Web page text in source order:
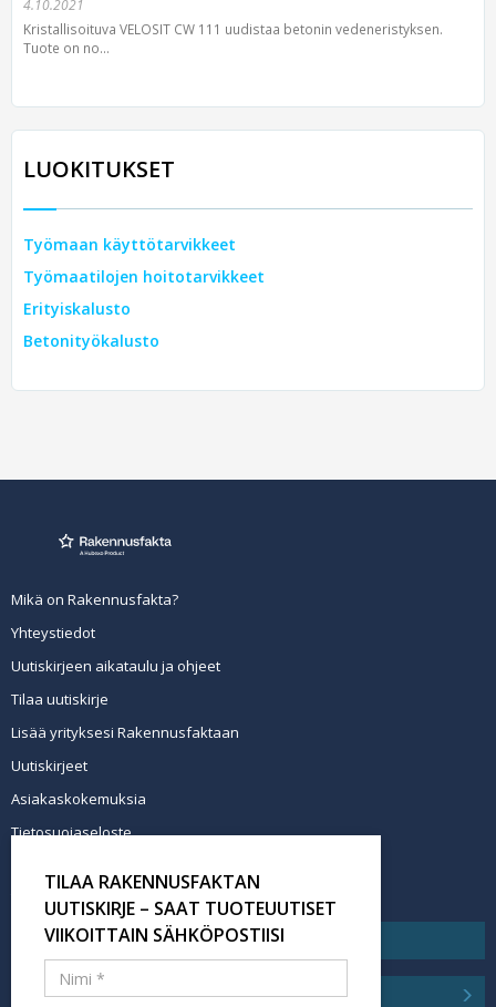
4.10.2021
Kristallisoituva VELOSIT CW 111 uudistaa betonin vedeneristyksen.
Tuote on no...
LUOKITUKSET
Työmaan käyttötarvikkeet
Työmaatilojen hoitotarvikkeet
Erityiskalusto
Betonityökalusto
Mikä on Rakennusfakta?
Yhteystiedot
Uutiskirjeen aikataulu ja ohjeet
Tilaa uutiskirje
Lisää yrityksesi Rakennusfaktaan
Uutiskirjeet
Asiakaskokemuksia
Tietosuojaseloste
Tilaa uutiskirje
TILAA RAKENNUSFAKTAN
UUTISKIRJE – SAAT TUOTEUUTISET
VIIKOITTAIN SÄHKÖPOSTIISI